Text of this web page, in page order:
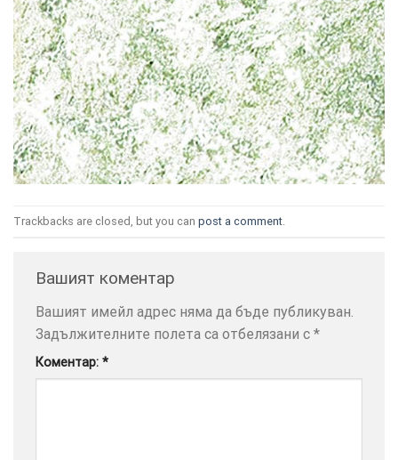
Trackbacks are closed, but you can post a comment
Вашият коментар
Вашият имейл адрес няма да бъде публикуван.
Задължителните полета са отбелязани с *
Коментар: *
× ТОЗИ
САЙТ
ИЗПОЛЗВА
ПОВЕЧЕ
ДА
НАМЕРИТЕ
ТУК.
УСЛУГИ ОПЦИИ